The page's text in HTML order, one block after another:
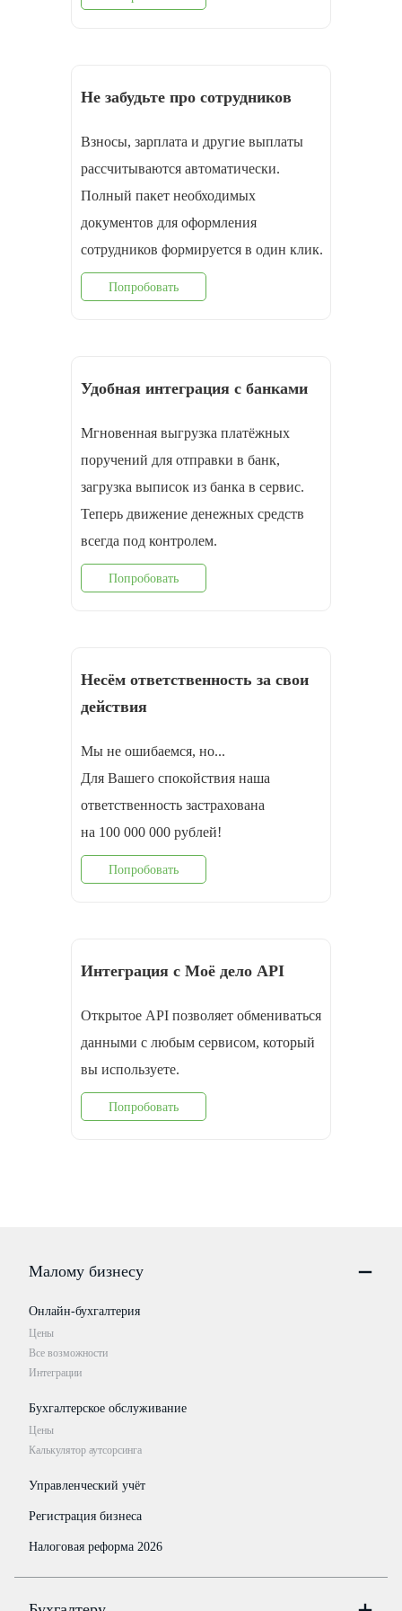
Не забудьте про сотрудников
Взносы, зарплата и другие выплаты
рассчитываются автоматически.
Полный пакет необходимых
документов для оформления
cотрудников формируется в один клик.
Попробовать
Удобная интеграция с банками
Мгновенная выгрузка платёжных
поручений для отправки в банк,
загрузка выписок из банка в сервис.
Теперь движение денежных средств
всегда под контролем.
Попробовать
Несём ответственность за свои
действия
Мы не ошибаемся, но...
Для Вашего спокойствия наша
ответственность застрахована
на 100 000 000 рублей!
Попробовать
Интеграция с Моё дело API
Открытое API позволяет обмениваться
данными с любым сервисом, который
вы используете.
Попробовать
Малому бизнесу
Онлайн-бухгалтерия
Цены
Все возможности
Интеграции
Бухгалтерское обслуживание
Цены
Калькулятор аутсорсинга
Управленческий учёт
Регистрация бизнеса
Налоговая реформа 2026